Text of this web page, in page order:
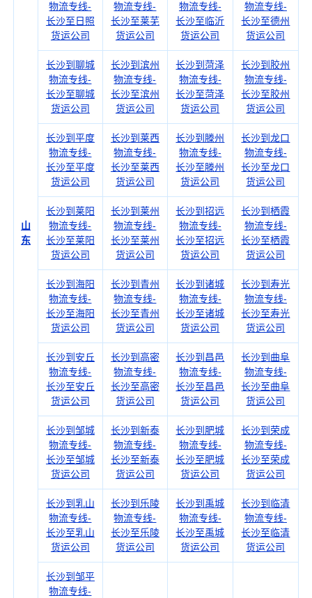
山
东
物流专线-
长沙至日照
货运公司
物流专线-
长沙至莱芜
货运公司
物流专线-
长沙至临沂
货运公司
物流专线-
长沙至德州
货运公司
长沙到聊城
物流专线-
长沙至聊城
货运公司
长沙到滨州
物流专线-
长沙至滨州
货运公司
长沙到菏泽
物流专线-
长沙至菏泽
货运公司
长沙到胶州
物流专线-
长沙至胶州
货运公司
长沙到平度
物流专线-
长沙至平度
货运公司
长沙到莱西
物流专线-
长沙至莱西
货运公司
长沙到滕州
物流专线-
长沙至滕州
货运公司
长沙到龙口
物流专线-
长沙至龙口
货运公司
长沙到莱阳
物流专线-
长沙至莱阳
货运公司
长沙到莱州
物流专线-
长沙至莱州
货运公司
长沙到招远
物流专线-
长沙至招远
货运公司
长沙到栖霞
物流专线-
长沙至栖霞
货运公司
长沙到海阳
物流专线-
长沙至海阳
货运公司
长沙到青州
物流专线-
长沙至青州
货运公司
长沙到诸城
物流专线-
长沙至诸城
货运公司
长沙到寿光
物流专线-
长沙至寿光
货运公司
长沙到安丘
物流专线-
长沙至安丘
货运公司
长沙到高密
物流专线-
长沙至高密
货运公司
长沙到昌邑
物流专线-
长沙至昌邑
货运公司
长沙到曲阜
物流专线-
长沙至曲阜
货运公司
长沙到邹城
物流专线-
长沙至邹城
货运公司
长沙到新泰
物流专线-
长沙至新泰
货运公司
长沙到肥城
物流专线-
长沙至肥城
货运公司
长沙到荣成
物流专线-
长沙至荣成
货运公司
长沙到乳山
物流专线-
长沙至乳山
货运公司
长沙到乐陵
物流专线-
长沙至乐陵
货运公司
长沙到禹城
物流专线-
长沙至禹城
货运公司
长沙到临清
物流专线-
长沙至临清
货运公司
长沙到邹平
物流专线-